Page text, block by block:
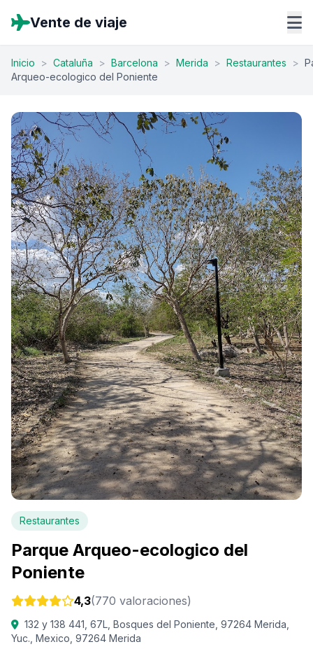
Vente de viaje
Inicio > Cataluña > Barcelona > Merida > Restaurantes >
Arqueo-ecologico del Poniente
Restaurantes
Parque Arqueo-ecologico del
Poniente
4,3(770 valoraciones)
132 y 138 441, 67L, Bosques del Poniente, 97264 Merida,
Yuc., Mexico, 97264 Merida